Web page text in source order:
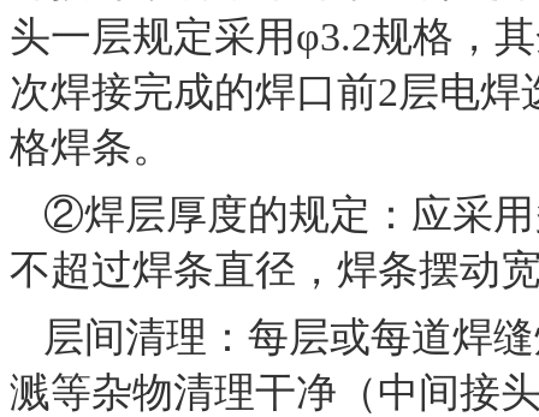
头一层规定采用φ3.2规格，
次焊接完成的焊口前2层电
格焊条。
②焊层厚度的规定：应采
不超过焊条直径，焊条摆动
层间清理：每层或每道焊
溅等杂物清理干净（中间接